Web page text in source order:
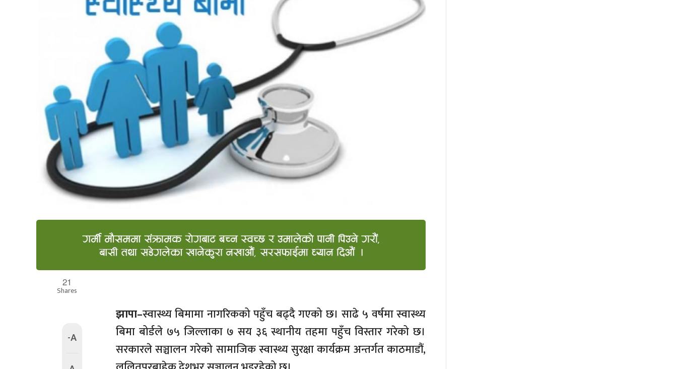
21
Shares
-A
झापा–स्वास्थ्य बिमामा नागरिकको पहुँच बढ्दै गएको छ। साढे ५ वर्षमा स्वास्थ्य
बिमा बोर्डले ७५ जिल्लाका ७ सय ३६ स्थानीय तहमा पहुँच विस्तार गरेको छ।
सरकारले सञ्चालन गरेको सामाजिक स्वास्थ्य सुरक्षा कार्यक्रम अन्तर्गत काठमाडौं,